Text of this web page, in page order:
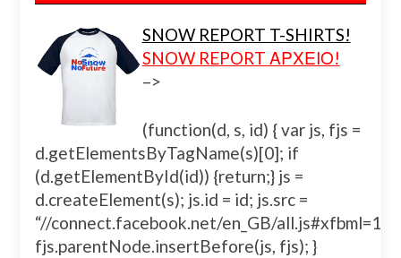
SNOW REPORT T-SHIRTS!
SNOW REPORT ΑΡΧΕΙΟ!
–>
(function(d, s, id) { var js, fjs =
d.getElementsByTagName(s)[0]; if
(d.getElementById(id)) {return;} js =
d.createElement(s); js.id = id; js.src =
“//connect.facebook.net/en_GB/
fjs.parentNode.insertBefore(js, fjs); }